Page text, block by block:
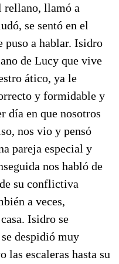
rellano, llamó a
se sentó en el
puso a hablar. Isidro
de Lucy que vive
ático, ya le
y formidable y
día en que nosotros
nos vio y pensó
pareja especial y
nos habló de
su conflictiva
a veces,
Isidro se
despidió muy
las escaleras hasta su